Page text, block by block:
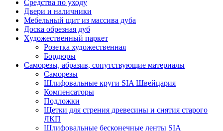
Средства по уходу
Двери и наличники
Мебельный щит из массива дуба
Доска обрезная дуб
Художественный паркет
Розетка художественная
Бордюры
Саморезы, абразив, сопутствующие материалы
Саморезы
Шлифовальные круги SIA Швейцария
Компенсаторы
Подложки
Щетки для стрения древесины и снятия старого
ЛКП
Шлифовальные бесконечные ленты SIA